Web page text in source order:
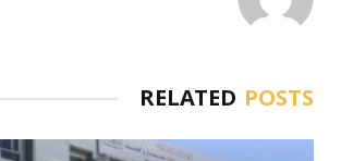
RELATED POSTS